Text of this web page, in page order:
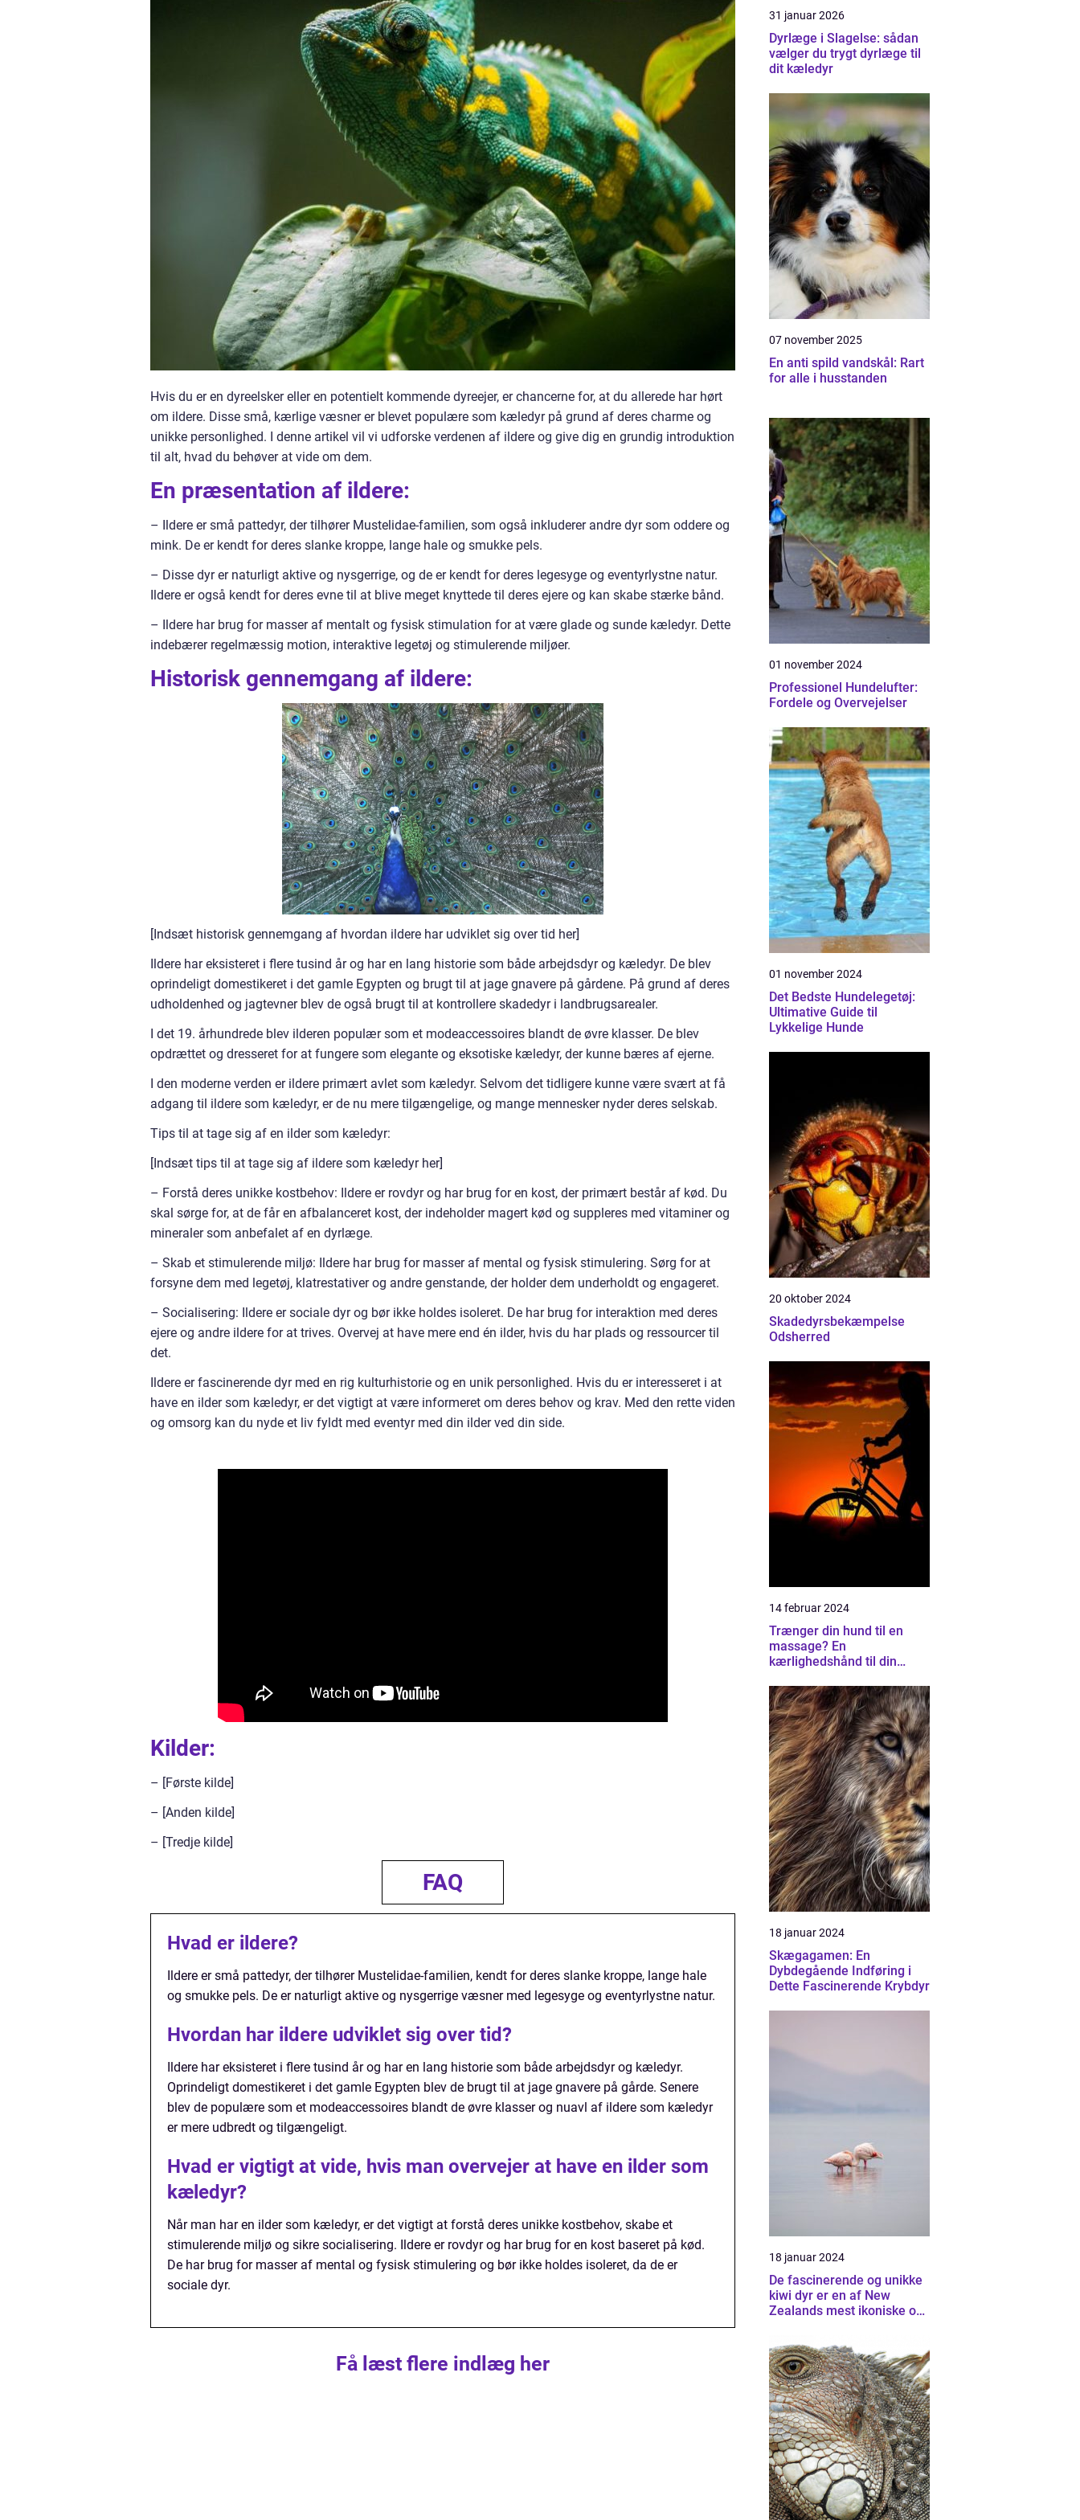
Hvis du er en dyreelsker eller en potentielt kommende dyreejer, er chancerne for, at du allerede har hørt
om ildere. Disse små, kærlige væsner er blevet populære som kæledyr på grund af deres charme og
unikke personlighed. I denne artikel vil vi udforske verdenen af ildere og give dig en grundig introduktion
til alt, hvad du behøver at vide om dem.
En præsentation af ildere:
– Ildere er små pattedyr, der tilhører Mustelidae-familien, som også inkluderer andre dyr som oddere og
mink. De er kendt for deres slanke kroppe, lange hale og smukke pels.
– Disse dyr er naturligt aktive og nysgerrige, og de er kendt for deres legesyge og eventyrlystne natur.
Ildere er også kendt for deres evne til at blive meget knyttede til deres ejere og kan skabe stærke bånd.
– Ildere har brug for masser af mentalt og fysisk stimulation for at være glade og sunde kæledyr. Dette
indebærer regelmæssig motion, interaktive legetøj og stimulerende miljøer.
Historisk gennemgang af ildere:
[Indsæt historisk gennemgang af hvordan ildere har udviklet sig over tid her]
Ildere har eksisteret i flere tusind år og har en lang historie som både arbejdsdyr og kæledyr. De blev
oprindeligt domestikeret i det gamle Egypten og brugt til at jage gnavere på gårdene. På grund af deres
udholdenhed og jagtevner blev de også brugt til at kontrollere skadedyr i landbrugsarealer.
I det 19. århundrede blev ilderen populær som et modeaccessoires blandt de øvre klasser. De blev
opdrættet og dresseret for at fungere som elegante og eksotiske kæledyr, der kunne bæres af ejerne.
I den moderne verden er ildere primært avlet som kæledyr. Selvom det tidligere kunne være svært at få
adgang til ildere som kæledyr, er de nu mere tilgængelige, og mange mennesker nyder deres selskab.
Tips til at tage sig af en ilder som kæledyr:
[Indsæt tips til at tage sig af ildere som kæledyr her]
– Forstå deres unikke kostbehov: Ildere er rovdyr og har brug for en kost, der primært består af kød. Du
skal sørge for, at de får en afbalanceret kost, der indeholder magert kød og suppleres med vitaminer og
mineraler som anbefalet af en dyrlæge.
– Skab et stimulerende miljø: Ildere har brug for masser af mental og fysisk stimulering. Sørg for at
forsyne dem med legetøj, klatrestativer og andre genstande, der holder dem underholdt og engageret.
– Socialisering: Ildere er sociale dyr og bør ikke holdes isoleret. De har brug for interaktion med deres
ejere og andre ildere for at trives. Overvej at have mere end én ilder, hvis du har plads og ressourcer til
det.
Ildere er fascinerende dyr med en rig kulturhistorie og en unik personlighed. Hvis du er interesseret i at
have en ilder som kæledyr, er det vigtigt at være informeret om deres behov og krav. Med den rette viden
og omsorg kan du nyde et liv fyldt med eventyr med din ilder ved din side.
Kilder:
– [Første kilde]
– [Anden kilde]
– [Tredje kilde]
FAQ
Hvad er ildere?
Ildere er små pattedyr, der tilhører Mustelidae-familien, kendt for deres slanke kroppe, lange hale
og smukke pels. De er naturligt aktive og nysgerrige væsner med legesyge og eventyrlystne natur.
Hvordan har ildere udviklet sig over tid?
Ildere har eksisteret i flere tusind år og har en lang historie som både arbejdsdyr og kæledyr.
Oprindeligt domestikeret i det gamle Egypten blev de brugt til at jage gnavere på gårde. Senere
blev de populære som et modeaccessoires blandt de øvre klasser og nuavl af ildere som kæledyr
er mere udbredt og tilgængeligt.
Hvad er vigtigt at vide, hvis man overvejer at have en ilder som
kæledyr?
Når man har en ilder som kæledyr, er det vigtigt at forstå deres unikke kostbehov, skabe et
stimulerende miljø og sikre socialisering. Ildere er rovdyr og har brug for en kost baseret på kød.
De har brug for masser af mental og fysisk stimulering og bør ikke holdes isoleret, da de er
sociale dyr.
Få læst flere indlæg her
31 januar 2026
Dyrlæge i Slagelse: sådan
vælger du trygt dyrlæge til
dit kæledyr
07 november 2025
En anti spild vandskål: Rart
for alle i husstanden
01 november 2024
Professionel Hundelufter:
Fordele og Overvejelser
01 november 2024
Det Bedste Hundelegetøj:
Ultimative Guide til
Lykkelige Hunde
20 oktober 2024
Skadedyrsbekæmpelse
Odsherred
14 februar 2024
Trænger din hund til en
massage? En
kærlighedshånd til din
18 januar 2024
Skægagamen: En
Dybdegående Indføring i
Dette Fascinerende Krybdyr
18 januar 2024
De fascinerende og unikke
kiwi dyr er en af New
Zealands mest ikoniske og